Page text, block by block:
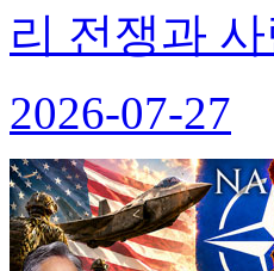
리 전쟁과
2026-07-27